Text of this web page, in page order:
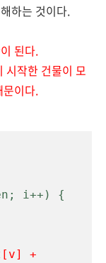
하는 것이다.
된다.
시작한 건물이 모
문이다.
+